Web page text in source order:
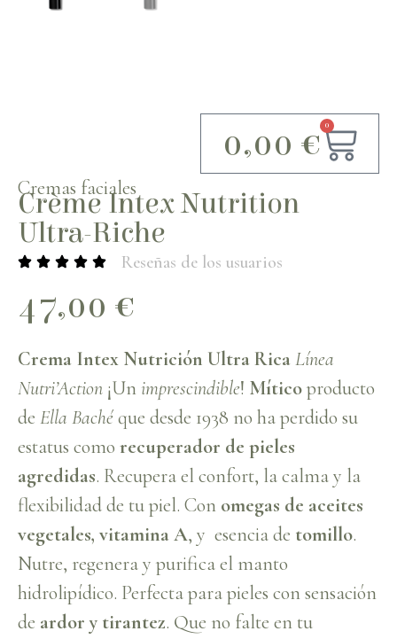
0,00€ 0
Cremas faciales
Crème Intex Nutrition
Ultra-Riche
Reseñas de los usuarios
47,00 €
Crema Intex Nutrición Ultra RicaLínea
Nutri’Action ¡Un imprescindible! Míticoproducto
de Ella Bachéque desde 1938 no ha perdido su
estatus como recuperador de pieles
agredidas. Recupera el confort, la calma y la
flexibilidad de tu piel. Con omegas de aceites
vegetales, vitamina A, y esencia de tomillo.
Nutre, regenera y purifica el manto
hidrolipídico. Perfecta para pieles con sensación
de ardor y tirantez. Que no falte en tu